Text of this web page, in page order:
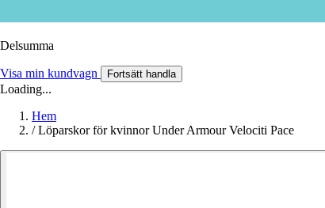
Delsumma
Visa min kundvagn Fortsätt handla
Loading...
Hem
/ Löparskor för kvinnor Under Armour Velociti Pace